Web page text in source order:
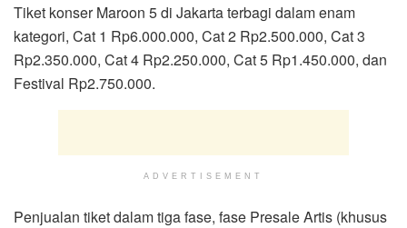
Tiket konser Maroon 5 di Jakarta terbagi dalam enam
kategori, Cat 1 Rp6.000.000, Cat 2 Rp2.500.000, Cat 3
Rp2.350.000, Cat 4 Rp2.250.000, Cat 5 Rp1.450.000, dan
Festival Rp2.750.000.
ADVERTISEMENT
Penjualan tiket dalam tiga fase, fase Presale Artis (khusus